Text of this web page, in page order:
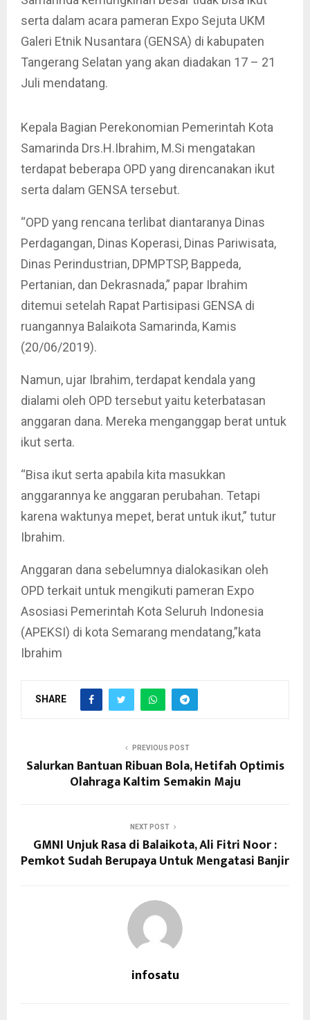
serta dalam acara pameran Expo Sejuta UKM
Galeri Etnik Nusantara (GENSA) di kabupaten
Tangerang Selatan yang akan diadakan 17 – 21
Juli mendatang.
Kepala Bagian Perekonomian Pemerintah Kota
Samarinda Drs.H.Ibrahim, M.Si mengatakan
terdapat beberapa OPD yang direncanakan ikut
serta dalam GENSA tersebut.
“OPD yang rencana terlibat diantaranya Dinas
Perdagangan, Dinas Koperasi, Dinas Pariwisata,
Dinas Perindustrian, DPMPTSP, Bappeda,
Pertanian, dan Dekrasnada,” papar Ibrahim
ditemui setelah Rapat Partisipasi GENSA di
ruangannya Balaikota Samarinda, Kamis
(20/06/2019).
Namun, ujar Ibrahim, terdapat kendala yang
dialami oleh OPD tersebut yaitu keterbatasan
anggaran dana. Mereka menganggap berat untuk
ikut serta.
“Bisa ikut serta apabila kita masukkan
anggarannya ke anggaran perubahan. Tetapi
karena waktunya mepet, berat untuk ikut,” tutur
Ibrahim.
Anggaran dana sebelumnya dialokasikan oleh
OPD terkait untuk mengikuti pameran Expo
Asosiasi Pemerintah Kota Seluruh Indonesia
(APEKSI) di kota Semarang mendatang,”kata
Ibrahim
SHARE
PREVIOUS POST
Salurkan Bantuan Ribuan Bola, Hetifah Optimis
Olahraga Kaltim Semakin Maju
NEXT POST
GMNI Unjuk Rasa di Balaikota, Ali Fitri Noor :
Pemkot Sudah Berupaya Untuk Mengatasi Banjir
infosatu